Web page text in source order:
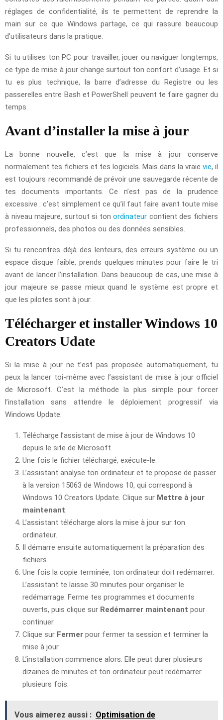
réglages de confidentialité, ils te permettent de reprendre la
main sur ce que Windows partage, ce qui rassure beaucoup
d’utilisateurs dans la pratique.
Si tu utilises ton PC pour travailler, jouer ou naviguer longtemps,
ce type de mise à jour change surtout ton confort d’usage. Et si
tu es plus technique, la barre d’adresse du Registre ou les
passerelles entre Bash et PowerShell peuvent te faire gagner du
temps.
Avant d’installer la mise à jour
La bonne nouvelle, c’est que la mise à jour conserve
normalement tes fichiers et tes logiciels. Mais dans la vraie vie, il
est toujours recommandé de prévoir une sauvegarde récente de
tes documents importants. Ce n’est pas de la prudence
excessive : c’est simplement ce qu’il faut faire avant toute mise
à niveau majeure, surtout si tonordinateur contient des fichiers
professionnels, des photos ou des données sensibles.
Si tu rencontres déjà des lenteurs, des erreurs système ou un
espace disque faible, prends quelques minutes pour faire le tri
avant de lancer l’installation. Dans beaucoup de cas, une mise à
jour majeure se passe mieux quand le système est propre et
que les pilotes sont à jour.
Télécharger et installer Windows 10
Creators Udate
Si la mise à jour ne t’est pas proposée automatiquement, tu
peux la lancer toi-même avec l’assistant de mise à jour officiel
de Microsoft. C’est la méthode la plus simple pour forcer
l’installation sans attendre le déploiement progressif via
Windows Update.
Télécharge l’assistant de mise à jour de Windows 10
depuis le site de Microsoft.
Une fois le fichier téléchargé, exécute-le.
L’assistant analyse ton ordinateur et te propose de passer
à la version 15063 de Windows 10, qui correspond à
Windows 10 Creators Update. Clique sur Mettre à jour
maintenant
L’assistant télécharge alors la mise à jour sur ton
ordinateur.
Il démarre ensuite automatiquement la préparation des
fichiers.
Une fois la copie terminée, ton ordinateur doit redémarrer.
L’assistant te laisse 30 minutes pour organiser le
redémarrage. Ferme tes programmes et documents
ouverts, puis clique sur Redémarrer maintenant pour
continuer.
Clique sur Fermer pour fermer ta session et terminer la
mise à jour.
L’installation commence alors. Elle peut durer plusieurs
dizaines de minutes et ton ordinateur peut redémarrer
plusieurs fois.
Vous aimerez aussi : Optimisation de